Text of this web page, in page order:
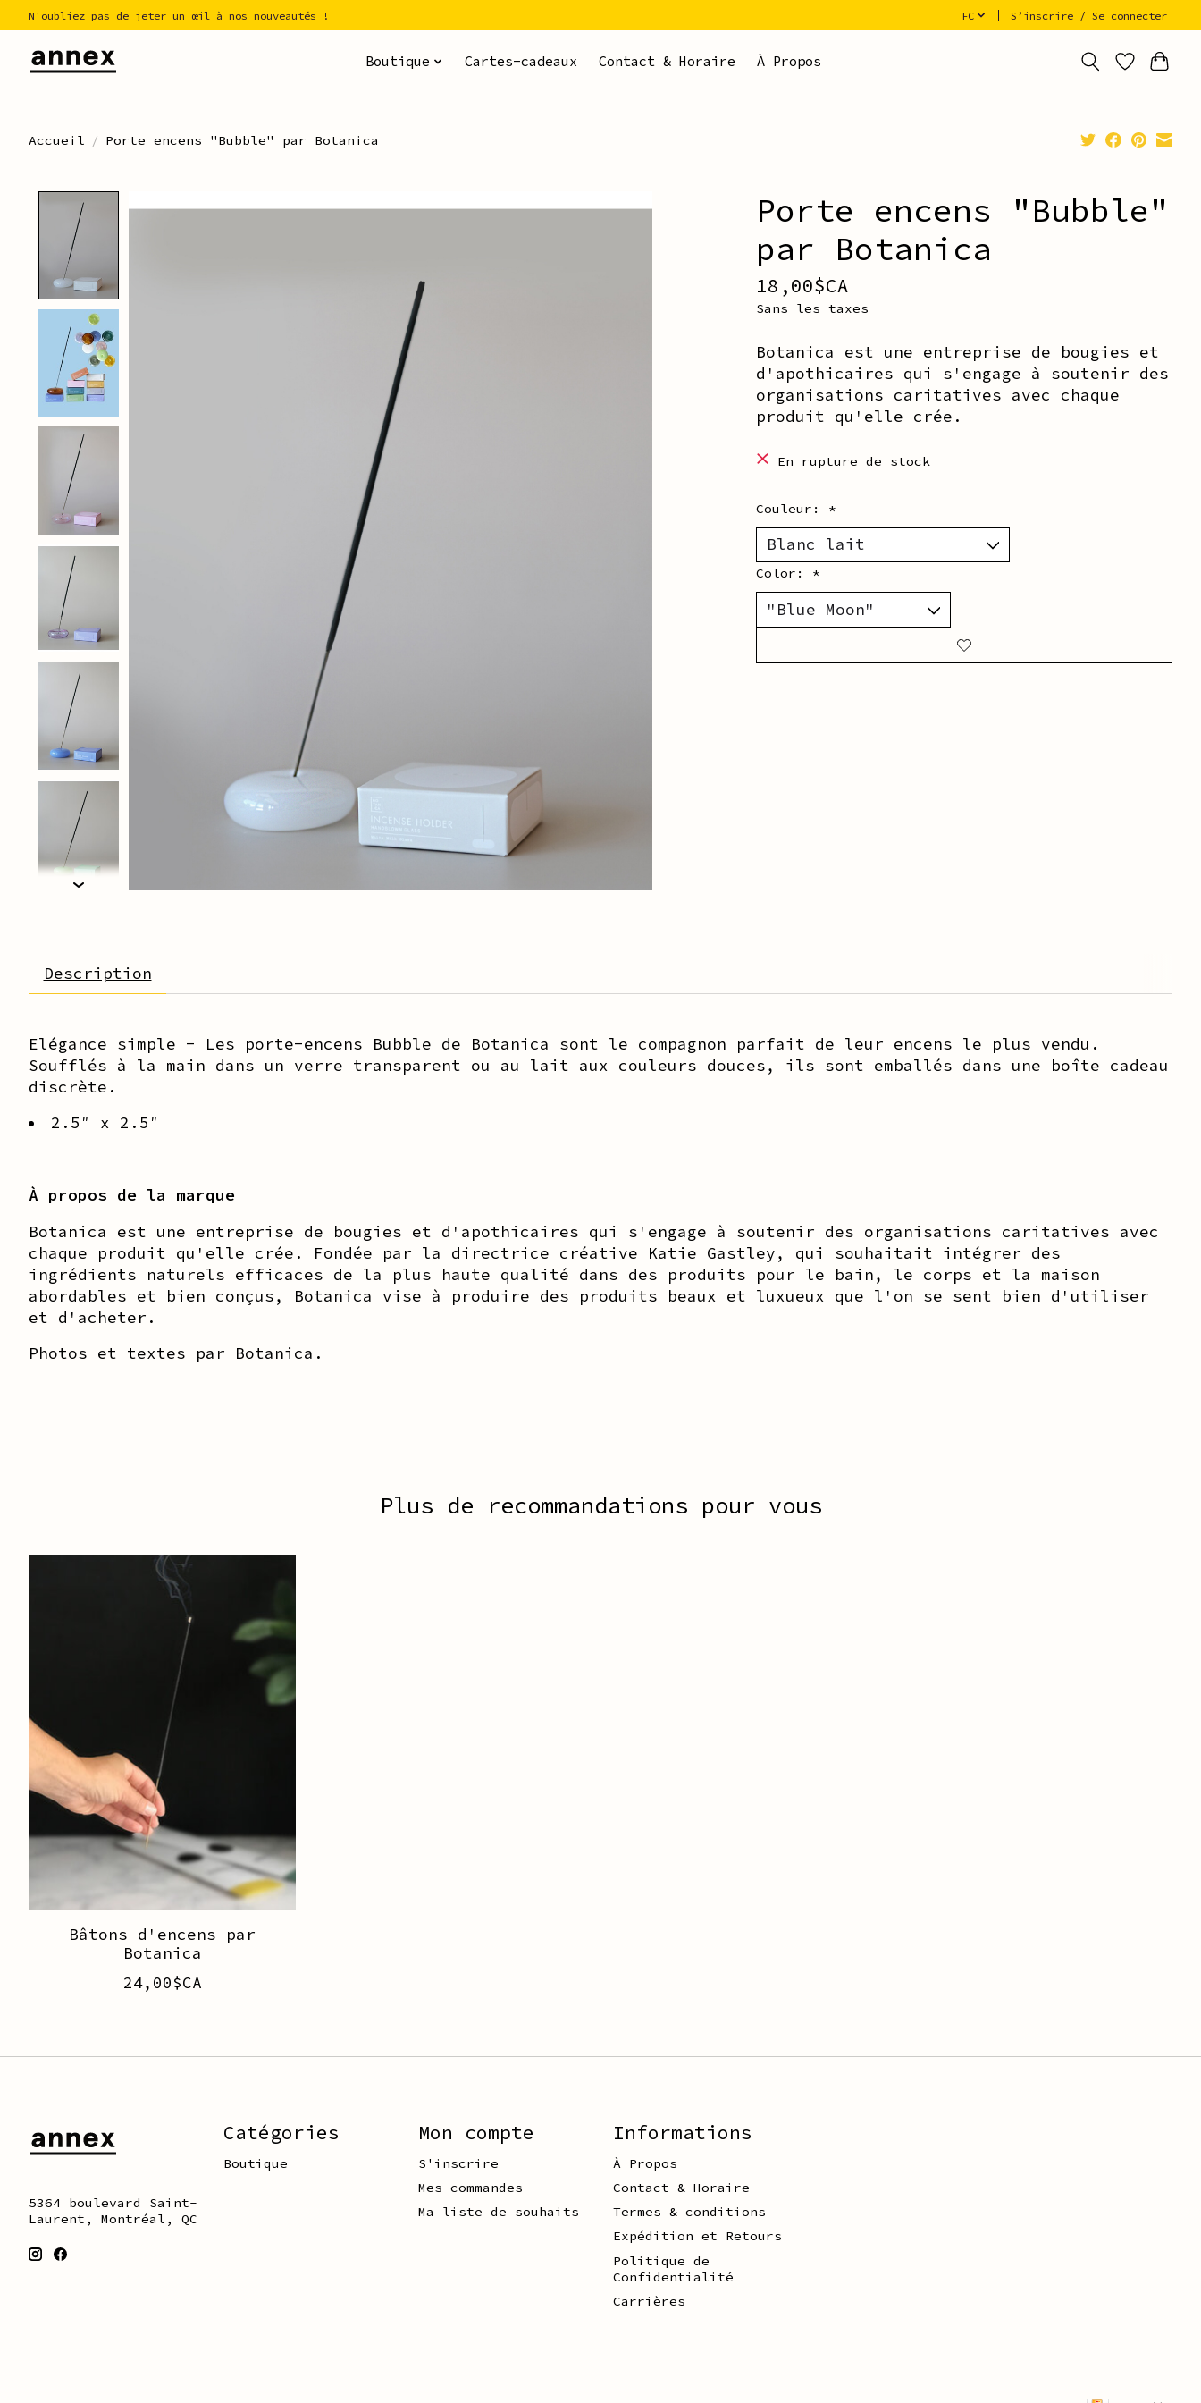
N'oubliez pas de jeter un œil à nos nouveautés ! FC S’inscrire / Se connecter
Boutique Cartes-cadeaux Contact & Horaire À Propos
Accueil / Porte encens "Bubble" par Botanica
Porte encens "Bubble"
par Botanica
18,00$CA
Sans les taxes
Botanica est une entreprise de bougies et
d'apothicaires qui s'engage à soutenir des
organisations caritatives avec chaque
produit qu'elle crée.
En rupture de stock
Couleur: *
Color: *
Description
Elégance simple - Les porte-encens Bubble de Botanica sont le compagnon parfait de leur encens le plus vendu.
Soufflés à la main dans un verre transparent ou au lait aux couleurs douces, ils sont emballés dans une boîte cadeau
discrète.
2.5″ x 2.5″
À propos de la marque
Botanica est une entreprise de bougies et d'apothicaires qui s'engage à soutenir des organisations caritatives avec
chaque produit qu'elle crée. Fondée par la directrice créative Katie Gastley, qui souhaitait intégrer des
ingrédients naturels efficaces de la plus haute qualité dans des produits pour le bain, le corps et la maison
abordables et bien conçus, Botanica vise à produire des produits beaux et luxueux que l'on se sent bien d'utiliser
et d'acheter.
Photos et textes par Botanica.
Plus de recommandations pour vous
Articles du carrousel de produits
Bâtons d'encens par
Botanica
24,00$CA
5364 boulevard Saint-
Laurent, Montréal, QC
Catégories
Boutique
Mon compte
S'inscrire
Mes commandes
Ma liste de souhaits
Informations
À Propos
Contact & Horaire
Termes & conditions
Expédition et Retours
Politique de
Confidentialité
Carrières